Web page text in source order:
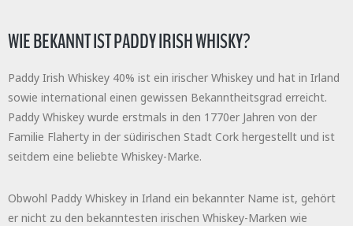
WIE BEKANNT IST PADDY IRISH WHISKY?
Paddy Irish Whiskey 40% ist ein irischer Whiskey und hat in Irland
sowie international einen gewissen Bekanntheitsgrad erreicht.
Paddy Whiskey wurde erstmals in den 1770er Jahren von der
Familie Flaherty in der südirischen Stadt Cork hergestellt und ist
seitdem eine beliebte Whiskey-Marke.
Obwohl Paddy Whiskey in Irland ein bekannter Name ist, gehört
er nicht zu den bekanntesten irischen Whiskey-Marken wie